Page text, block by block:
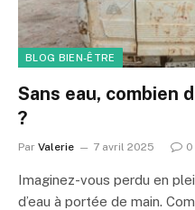
BLOG BIEN-ÊTRE
Sans eau, combien
?
Par Valerie 7 avril 2025 0
Imaginez-vous perdu en
d’eau à portée de main.